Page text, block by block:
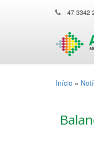
47 3342
Início »